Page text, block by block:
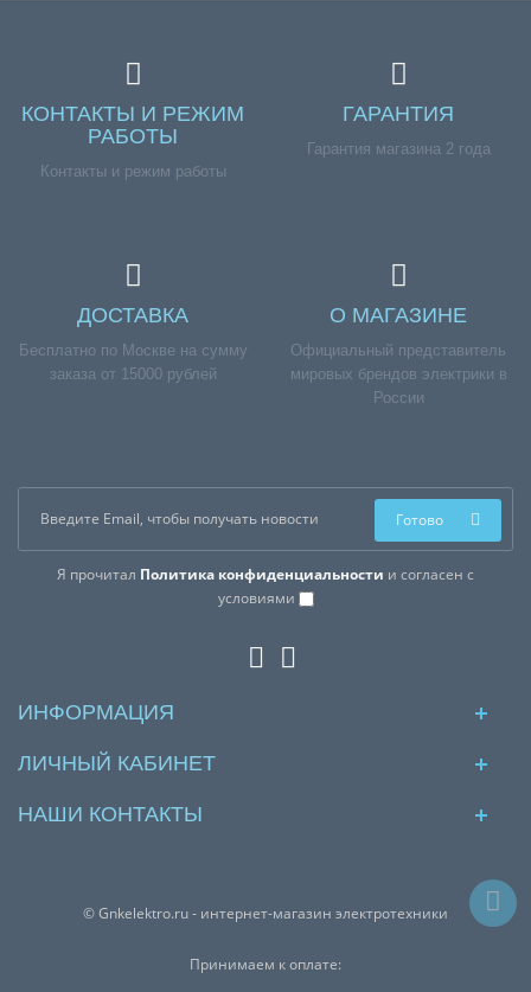
КОНТАКТЫ И РЕЖИМ
РАБОТЫ
Контакты и режим работы
ГАРАНТИЯ
Гарантия магазина 2 года
ДОСТАВКА
Бесплатно по Москве на сумму
заказа от 15000 рублей
О МАГАЗИНЕ
Официальный представитель
мировых брендов электрики в
России
Я прочитал Политика конфиденциальности и согласен с
условиями
Готово
ИНФОРМАЦИЯ
ЛИЧНЫЙ КАБИНЕТ
НАШИ КОНТАКТЫ
© Gnkelektro.ru - интернет-магазин электротехники
Принимаем к оплате: